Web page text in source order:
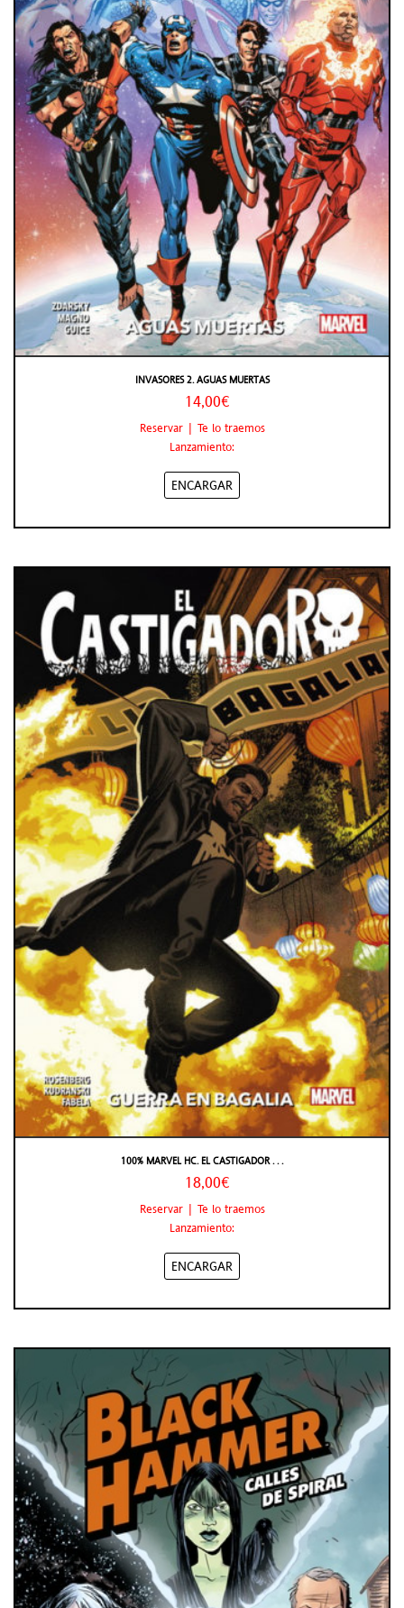
INVASORES 2. AGUAS MUERTAS
14,00€
Reservar | Te lo traemos
Lanzamiento:
ENCARGAR
100% MARVEL HC. EL CASTIGADOR . . .
18,00€
Reservar | Te lo traemos
Lanzamiento:
ENCARGAR